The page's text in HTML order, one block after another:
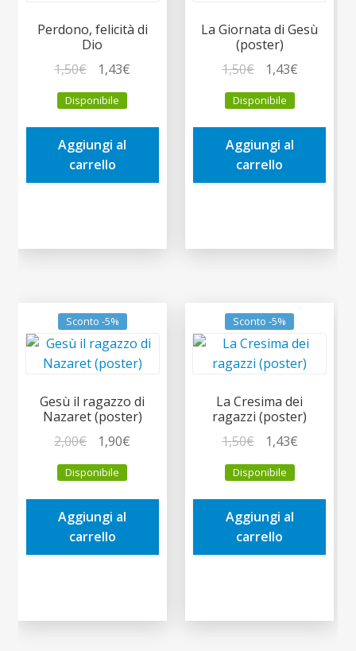
Perdono, felicità di
Dio
1,50€
prezzo
originale
era:
1,50€.
1,43€
è:
Disponibile
Aggiungi al
carrello
La Giornata di Gesù
(poster)
1,50€
prezzo
originale
era:
1,50€.
1,43€Il
è:
Disponibile
Aggiungi al
carrello
Sconto -5%
Gesù il ragazzo di
Nazaret (poster)
2,00€
prezzo
originale
era:
2,00€.
1,90€
è:
Disponibile
Aggiungi al
carrello
Sconto -5%
La Cresima dei
ragazzi (poster)
1,50€
prezzo
originale
era:
1,50€.
1,43€Il
è:
Disponibile
Aggiungi al
carrello